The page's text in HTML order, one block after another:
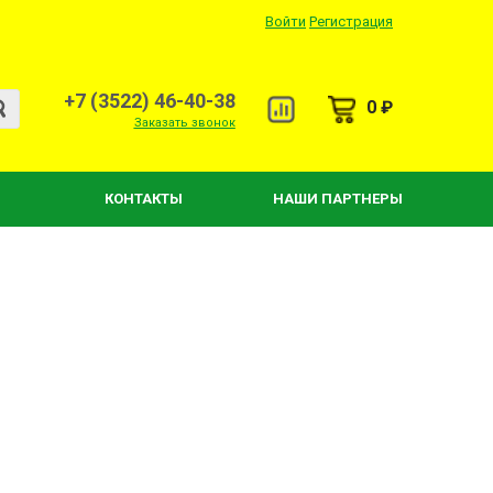
Войти Регистрация
+7 (3522) 46-40-38
Заказать звонок
0 ₽
КОНТАКТЫ НАШИ ПАРТНЕРЫ